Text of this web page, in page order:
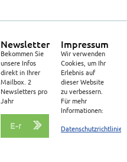
Newsletter
Bekommen Sie
unsere Infos
direkt in Ihrer
Mailbox. 2
Newsletters pro
Jahr
Impressum
Wir verwenden
Cookies, um Ihr
Erlebnis auf
dieser Website
zu verbessern.
Für mehr
Informationen:
Datenschutzrichtlinien